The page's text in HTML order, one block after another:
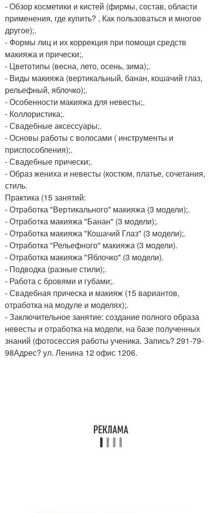
- Обзор косметики и кистей (фирмы, состав, области
применения, где купить? , Как пользоваться и многое
другое);.
- Формы лиц и их коррекция при помощи средств
макияжа и прически;.
- Цветотипы (весна, лето, осень, зима);.
- Виды макияжа (вертикальный, банан, кошачий глаз,
рельефный, яблочко);.
- Особенности макияжа для невесты;.
- Коллористика;.
- Свадебные аксессуары;.
- Основы работы с волосами ( инструменты и
приспособления);.
- Свадебные прически;.
- Образ жениха и невесты (костюм, платье, сочетания,
стиль.
Практика (15 занятий:
- Отработка "Вертикального" макияжа (3 модели);.
- Отработка макияжа "Банан" (3 модели);.
- Отработка макияжа "Кошачий Глаз" (3 модели);.
- Отработка "Рельефного" макияжа (3 модели).
- Отработка макияжа "Яблочко" (3 модели).
- Подводка (разные стили);.
- Работа с бровями и губами;.
- Свадебная прическа и макияж (15 вариантов,
отработка на модуле и моделях);.
- Заключительное занятие: создание полного образа
невесты и отработка на модели, на базе полученных
знаний (фотосессия работы ученика. Запись? 291-79-
98Адрес? ул. Ленина 12 офис 1206.